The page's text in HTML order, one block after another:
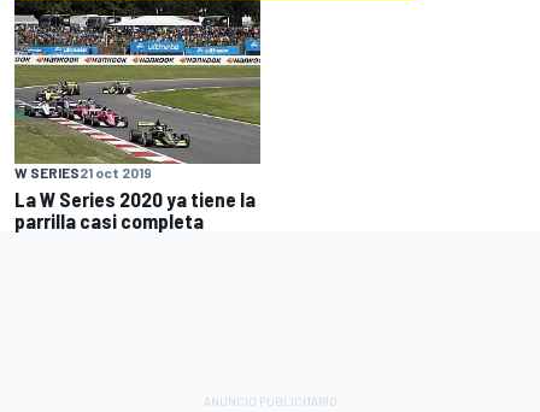
W SERIES21 oct 2019
La W Series 2020 ya tiene la
parrilla casi completa